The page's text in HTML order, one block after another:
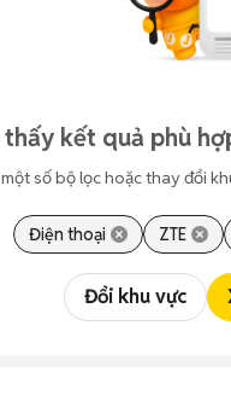
kết quả phù
số bộ lọc hoặc thay đổi
Điện thoại ZTE
Đổi khu vực